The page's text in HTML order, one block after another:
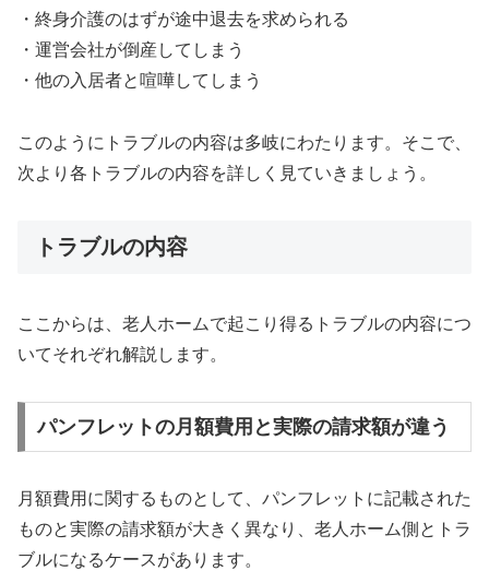
・終身介護のはずが途中退去を求められる
・運営会社が倒産してしまう
・他の入居者と喧嘩してしまう
このようにトラブルの内容は多岐にわたります。そこで、
次より各トラブルの内容を詳しく見ていきましょう。
トラブルの内容
ここからは、老人ホームで起こり得るトラブルの内容につ
いてそれぞれ解説します。
パンフレットの月額費用と実際の請求額が違う
月額費用に関するものとして、パンフレットに記載された
ものと実際の請求額が大きく異なり、老人ホーム側とトラ
ブルになるケースがあります。